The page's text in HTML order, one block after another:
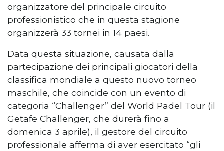
organizzatore del principale circuito
professionistico che in questa stagione
organizzerà 33 tornei in 14 paesi.
Data questa situazione, causata dalla
partecipazione dei principali giocatori della
classifica mondiale a questo nuovo torneo
maschile, che coincide con un evento di
categoria “Challenger” del World Padel Tour (il
Getafe Challenger, che durerà fino a
domenica 3 aprile), il gestore del circuito
professionale afferma di aver esercitato “gli